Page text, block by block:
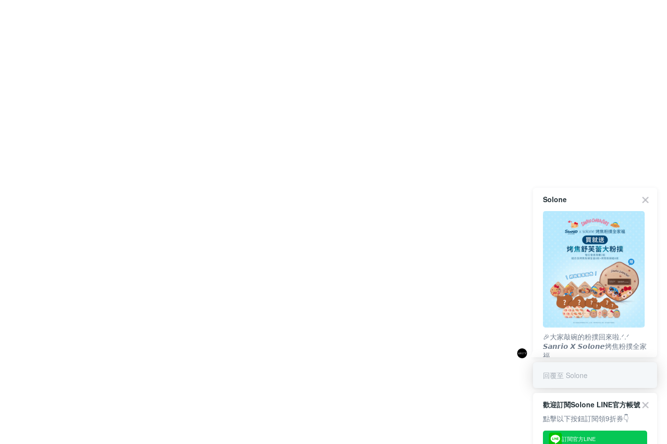
Solone
🎉大家敲碗的粉撲回來啦.ᐟ‪‪.ᐟ
𝙎𝙖𝙣𝙧𝙞𝙤 𝙓 𝙎𝙤𝙡𝙤𝙣𝙚烤焦粉撲全家
福
回覆至 Solone
歡迎訂閱Solone LINE官方帳號
點擊以下按鈕訂閱領9折券👇
訂閱官方LINE